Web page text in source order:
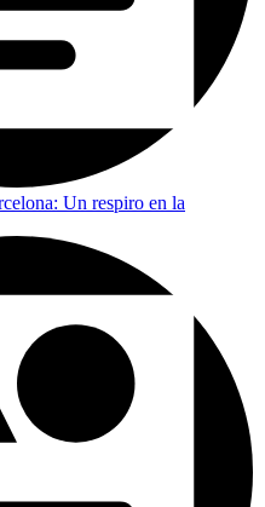
Un respiro en la